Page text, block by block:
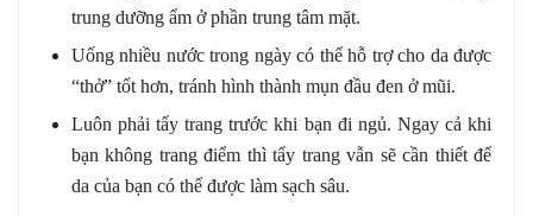
trung dưỡng ẩm ở phần trung tâm mặt.
Uống nhiều nước trong ngày có thể hỗ trợ cho da được
“thở” tốt hơn, tránh hình thành mụn đầu đen ở mũi.
Luôn phải tẩy trang trước khi bạn đi ngủ. Ngay cả khi
bạn không trang điểm thì tẩy trang vẫn sẽ cần thiết để
da của bạn có thể được làm sạch sâu.